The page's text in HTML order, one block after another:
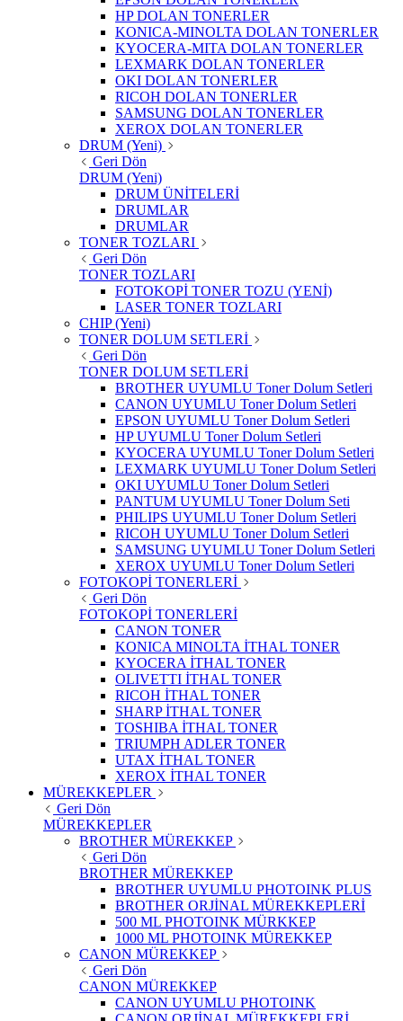
HP DOLAN TONERLER
KONICA-MINOLTA DOLAN TONERLER
KYOCERA-MITA DOLAN TONERLER
LEXMARK DOLAN TONERLER
OKI DOLAN TONERLER
RICOH DOLAN TONERLER
SAMSUNG DOLAN TONERLER
XEROX DOLAN TONERLER
DRUM (Yeni)
Geri Dön
DRUM (Yeni)
DRUM ÜNİTELERİ
DRUMLAR
DRUMLAR
TONER TOZLARI
Geri Dön
TONER TOZLARI
FOTOKOPİ TONER TOZU (YENİ)
LASER TONER TOZLARI
CHIP (Yeni)
TONER DOLUM SETLERİ
Geri Dön
TONER DOLUM SETLERİ
BROTHER UYUMLU Toner Dolum Setleri
CANON UYUMLU Toner Dolum Setleri
EPSON UYUMLU Toner Dolum Setleri
HP UYUMLU Toner Dolum Setleri
KYOCERA UYUMLU Toner Dolum Setleri
LEXMARK UYUMLU Toner Dolum Setleri
OKI UYUMLU Toner Dolum Setleri
PANTUM UYUMLU Toner Dolum Seti
PHILIPS UYUMLU Toner Dolum Setleri
RICOH UYUMLU Toner Dolum Setleri
SAMSUNG UYUMLU Toner Dolum Setleri
XEROX UYUMLU Toner Dolum Setleri
FOTOKOPİ TONERLERİ
Geri Dön
FOTOKOPİ TONERLERİ
CANON TONER
KONICA MINOLTA İTHAL TONER
KYOCERA İTHAL TONER
OLIVETTI İTHAL TONER
RICOH İTHAL TONER
SHARP İTHAL TONER
TOSHIBA İTHAL TONER
TRIUMPH ADLER TONER
UTAX İTHAL TONER
XEROX İTHAL TONER
MÜREKKEPLER
Geri Dön
MÜREKKEPLER
BROTHER MÜREKKEP
Geri Dön
BROTHER MÜREKKEP
BROTHER UYUMLU PHOTOINK PLUS
BROTHER ORJİNAL MÜREKKEPLERİ
500 ML PHOTOINK MÜRKKEP
1000 ML PHOTOINK MÜREKKEP
CANON MÜREKKEP
Geri Dön
CANON MÜREKKEP
CANON UYUMLU PHOTOINK